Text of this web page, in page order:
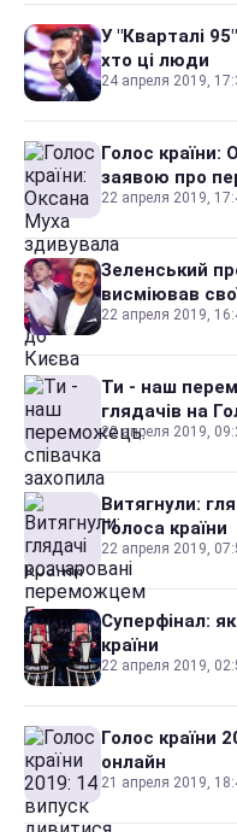
У "Кварталі
хто ці люди
24 апреля 2019,
Голос країни:
заявою про
22 апреля 2019,
Зеленський
висміював
22 апреля 2019,
Ти - наш
глядачів на
22 апреля 2019,
Витягнули:
Голоса країни
22 апреля 2019,
Суперфінал:
країни
22 апреля 2019,
Голос країни
онлайн
21 апреля 2019,